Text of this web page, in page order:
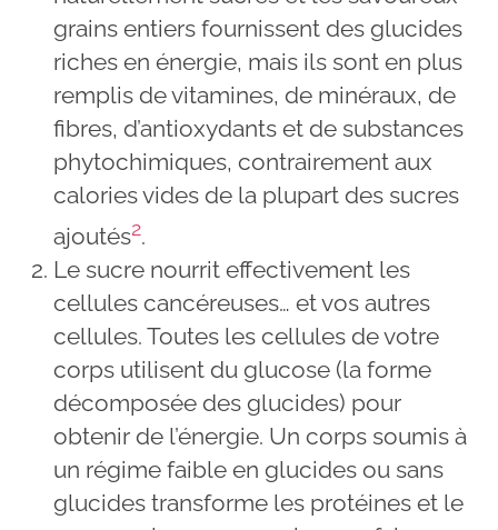
grains entiers fournissent des glucides
riches en énergie, mais ils sont en plus
remplis de vitamines, de minéraux, de
fibres, d’antioxydants et de substances
phytochimiques, contrairement aux
calories vides de la plupart des sucres
ajoutés2.
Le sucre nourrit effectivement les
cellules cancéreuses… et vos autres
cellules. Toutes les cellules de votre
corps utilisent du glucose (la forme
décomposée des glucides) pour
obtenir de l’énergie. Un corps soumis à
un régime faible en glucides ou sans
glucides transforme les protéines et le